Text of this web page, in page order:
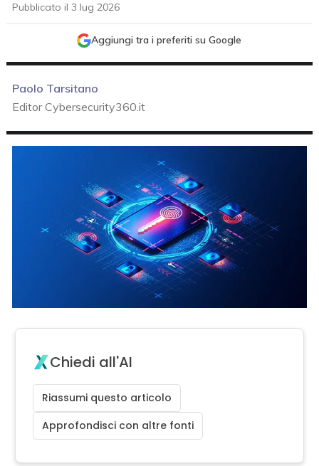
Pubblicato il 3 lug 2026
Aggiungi tra i preferiti su Google
Paolo Tarsitano
Editor Cybersecurity360.it
Chiedi all'AI
Riassumi questo articolo
Approfondisci con altre fonti